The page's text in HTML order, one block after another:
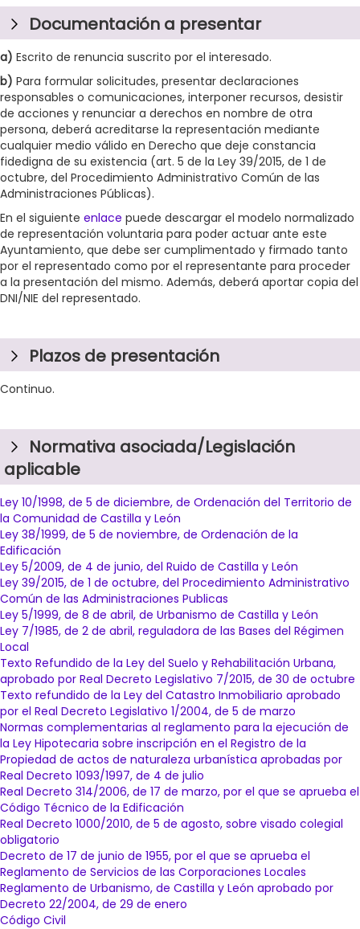
Documentación a presentar
a) Escrito de renuncia suscrito por el interesado.
b) Para formular solicitudes, presentar declaraciones
responsables o comunicaciones, interponer recursos, desistir
de acciones y renunciar a derechos en nombre de otra
persona, deberá acreditarse la representación mediante
cualquier medio válido en Derecho que deje constancia
fidedigna de su existencia (art. 5 de la Ley 39/2015, de 1 de
octubre, del Procedimiento Administrativo Común de las
Administraciones Públicas).
En el siguiente enlace puede descargar el modelo normalizado
de representación voluntaria para poder actuar ante este
Ayuntamiento, que debe ser cumplimentado y firmado tanto
por el representado como por el representante para proceder
a la presentación del mismo. Además, deberá aportar copia del
DNI/NIE del representado.
Plazos de presentación
Continuo.
Normativa asociada/Legislación
aplicable
Ley 10/1998, de 5 de diciembre, de Ordenación del Territorio de
la Comunidad de Castilla y León
Ley 38/1999, de 5 de noviembre, de Ordenación de la
Edificación
Ley 5/2009, de 4 de junio, del Ruido de Castilla y León
Ley 39/2015, de 1 de octubre, del Procedimiento Administrativo
Común de las Administraciones Publicas
Ley 5/1999, de 8 de abril, de Urbanismo de Castilla y León
Ley 7/1985, de 2 de abril, reguladora de las Bases del Régimen
Local
Texto Refundido de la Ley del Suelo y Rehabilitación Urbana,
aprobado por Real Decreto Legislativo 7/2015, de 30 de octubre
Texto refundido de la Ley del Catastro Inmobiliario aprobado
por el Real Decreto Legislativo 1/2004, de 5 de marzo
Normas complementarias al reglamento para la ejecución de
la Ley Hipotecaria sobre inscripción en el Registro de la
Propiedad de actos de naturaleza urbanística aprobadas por
Real Decreto 1093/1997, de 4 de julio
Real Decreto 314/2006, de 17 de marzo, por el que se aprueba el
Código Técnico de la Edificación
Real Decreto 1000/2010, de 5 de agosto, sobre visado colegial
obligatorio
Decreto de 17 de junio de 1955, por el que se aprueba el
Reglamento de Servicios de las Corporaciones Locales
Reglamento de Urbanismo, de Castilla y León aprobado por
Decreto 22/2004, de 29 de enero
Código Civil